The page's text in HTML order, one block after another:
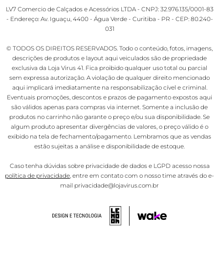
LV7 Comercio de Calçados e Acessórios LTDA - CNPJ: 32.976.135/0001-83
- Endereço: Av. Iguaçu, 4400 - Água Verde - Curitiba - PR - CEP: 80.240-
031
© TODOS OS DIREITOS RESERVADOS. Todo o conteúdo, fotos, imagens,
descrições de produtos e layout aqui veiculados são de propriedade
exclusiva da Loja Virus 41. Fica proibido qualquer uso total ou parcial
sem expressa autorização. A violação de qualquer direito mencionado
aqui implicará imediatamente na responsabilização cível e criminal.
Eventuais promoções, descontos e prazos de pagamento expostos aqui
são válidos apenas para compras via internet. Somente a inclusão de
produtos no carrinho não garante o preço e/ou sua disponibilidade. Se
algum produto apresentar divergências de valores, o preço válido é o
exibido na tela de fechamento/pagamento. Lembramos que as vendas
estão sujeitas a análise e disponibilidade de estoque.
Caso tenha dúvidas sobre privacidade de dados e LGPD acesso nossa
política de privacidade, entre em contato com o nosso time através do e-
mail privacidade@lojavirus.com.br